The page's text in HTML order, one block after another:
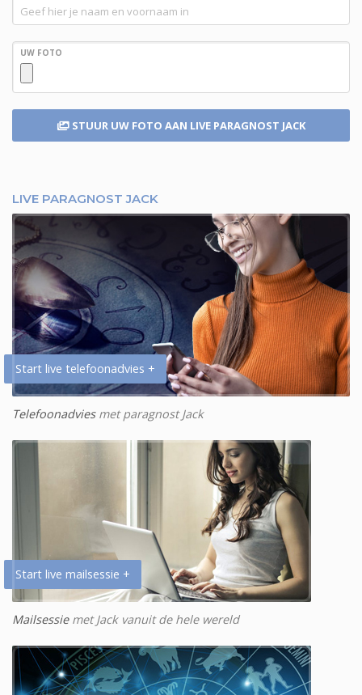
UW FOTO
STUUR UW FOTO AAN LIVE PARAGNOST JACK
LIVE PARAGNOST JACK
Start live telefoonadvies +
Telefoonadviesmet paragnost Jack
Start live mailsessie +
Mailsessiemet Jack vanuit de hele wereld